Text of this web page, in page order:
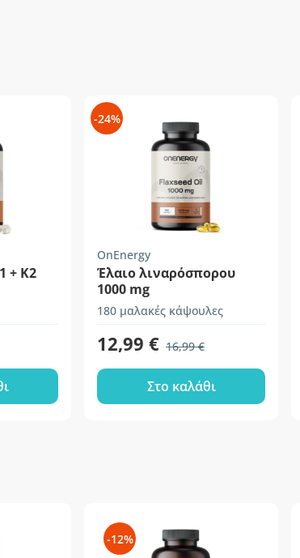
+ K2
-24%
OnEnergy
Έλαιο λιναρόσπορου
1000 mg
180 μαλακές κάψουλες
12,99 € 16,99 €
Στο καλάθι
-12%